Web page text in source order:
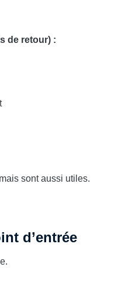
de retour) :
sont aussi utiles.
d’entrée